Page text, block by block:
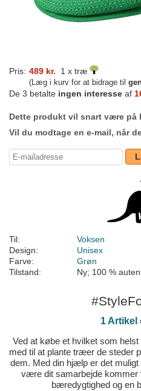
Pris: 489 kr. 1 x træ
(Læg i kurv for at bidrage til
De 3 betalte ingen interesse af
Dette produkt vil snart være på
Vil du modtage en e-mail, når
Til:
Voksen
Design:
Unisex
Farve:
Grøn
Tilstand:
Ny; 100 %
1 Artikel
Ved at købe et hvilket som
med til at plante træer de steder
dem. Med din hjælp er det
være dit samarbejde kommer
bæredygtighed og en